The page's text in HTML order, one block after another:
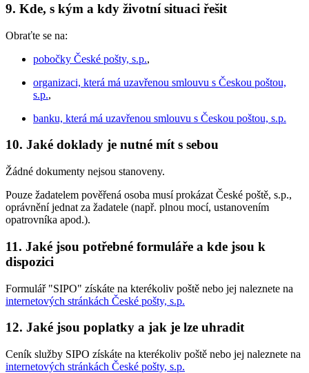
9. Kde, s kým a kdy životní situaci řešit
Obraťte se na:
pobočky České pošty, s.p.,
organizaci, která má uzavřenou smlouvu s Českou poštou,
s.p.,
banku, která má uzavřenou smlouvu s Českou poštou, s.p.
10. Jaké doklady je nutné mít s sebou
Žádné dokumenty nejsou stanoveny.
Pouze žadatelem pověřená osoba musí prokázat České poště, s.p.,
oprávnění jednat za žadatele (např. plnou mocí, ustanovením
opatrovníka apod.).
11. Jaké jsou potřebné formuláře a kde jsou k
dispozici
Formulář "SIPO" získáte na kterékoliv poště nebo jej naleznete na
internetových stránkách České pošty, s.p.
12. Jaké jsou poplatky a jak je lze uhradit
Ceník služby SIPO získáte na kterékoliv poště nebo jej naleznete na
internetových stránkách České pošty, s.p.